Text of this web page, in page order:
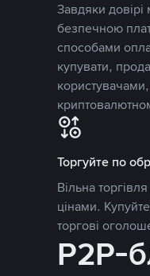
Завдяки довірі
безпечною
способами
купувати,
Торгуйте по
Вільна
цінами.
торгові
P2P-